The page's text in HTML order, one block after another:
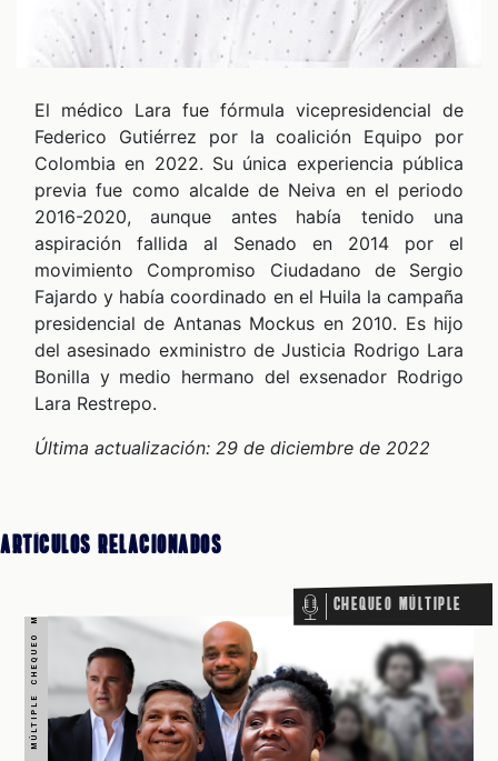
El médico Lara fue fórmula vicepresidencial de
Federico Gutiérrez por la coalición Equipo por
Colombia en 2022. Su única experiencia pública
previa fue como alcalde de Neiva en el periodo
2016-2020, aunque antes había tenido una
aspiración fallida al Senado en 2014 por el
movimiento Compromiso Ciudadano de Sergio
Fajardo y había coordinado en el Huila la campaña
presidencial de Antanas Mockus en 2010. Es hijo
del asesinado exministro de Justicia Rodrigo Lara
Bonilla y medio hermano del exsenador Rodrigo
Lara Restrepo.
Última actualización: 29 de diciembre de 2022
Artículos Relacionados
CHEQUEO MÚLTIPLE CHEQUEO MÚLTIPLE CHEQUEO MÚLTIPLE CHEQUEO MÚLTIPLE CHEQUEO MÚLTIPLE CHEQUEO MÚLTIPLE CHEQUEO MÚLTIPLE Chequeo Múltiple